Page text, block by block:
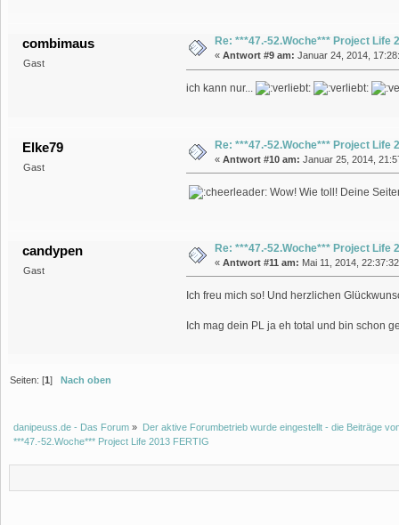
combimaus
Gast
Re: ***47.-52.Woche*** Project Life
« Antwort #9 am: Januar 24, 2014,
ich kann nur...
Elke79
Gast
Re: ***47.-52.Woche*** Project Life
« Antwort #10 am: Januar 25, 2014,
Wow! Wie toll! Deine
candypen
Gast
Re: ***47.-52.Woche*** Project Life
« Antwort #11 am: Mai 11, 2014,
Ich freu mich so! Und herzlichen
Ich mag dein PL ja eh total und bin schon
Seiten: [1]Nach oben
danipeuss.de - Das Forum »
Der aktive Forumbetrieb wurde eingestellt - die Beiträge
***47.-52.Woche*** Project Life 2013 FERTIG